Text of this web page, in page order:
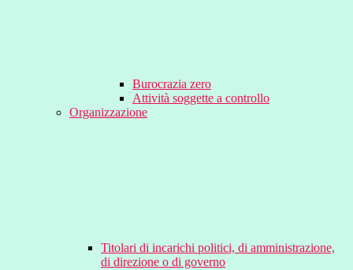
Burocrazia zero
Attività soggette a controllo
Organizzazione
Titolari di incarichi politici, di amministrazione,
di direzione o di governo